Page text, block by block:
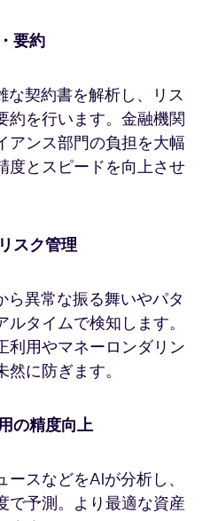
要約
な契約書を解析し、リス
約を行います。金融機関
アンス部門の負担を大幅
度とスピードを向上させ
スク管理
異常な振る舞いやパタ
タイムで検知します。
利用やマネーロンダリン
に防ぎます。
の精度向上
スなどをAIが分析し、
で予測。より最適な資産